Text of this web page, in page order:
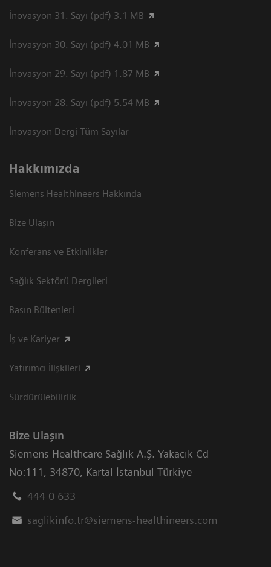
İnovasyon 31. Sayı (pdf) 3.1 MB
İnovasyon 30. Sayı (pdf) 4.01 MB
İnovasyon 29. Sayı (pdf) 1.87 MB
İnovasyon 28. Sayı (pdf) 5.54 MB
İnovasyon Dergi Tüm Sayılar
Hakkımızda
Siemens Healthineers Hakkında
Bize Ulaşın
Konferans ve Etkinlikler
Sağlık Sektörü Dergileri
Basın Bültenleri
İş ve Kariyer
Yatırımcı İlişkileri
Sürdürülebilirlik
Bize Ulaşın
Siemens Healthcare Sağlık A.Ş. Yakacık Cd
No:111 , 34870, Kartal İstanbul Türkiye
444 0 633
saglikinfo.tr@siemens-healthineers.com